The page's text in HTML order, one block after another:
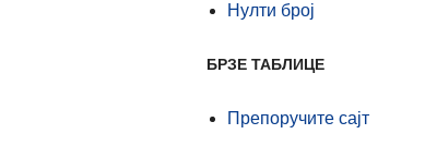
Нулти број
БРЗЕ ТАБЛИЦЕ
Препоручите сајт